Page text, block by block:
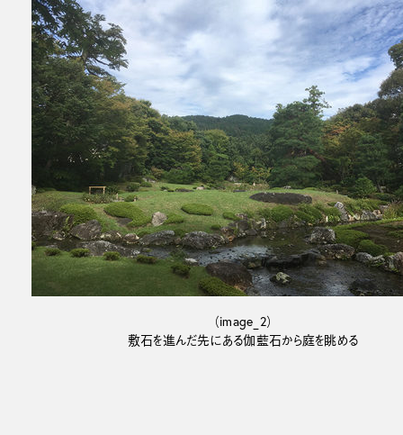
（image_2）
敷石を進んだ先にある伽藍石から庭を眺める